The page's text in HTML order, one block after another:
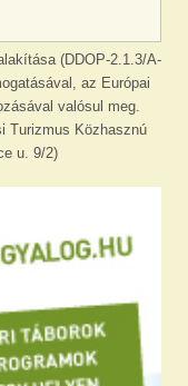
(DDOP-2.1.3/A-
az Európai
valósul meg.
Turizmus Közhasznú
u. 9/2)